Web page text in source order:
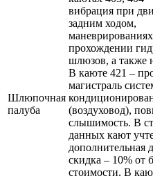
Шлюпочная
палуба
вибрация при
задним ходом,
прохождении
шлюзов, а также
В каюте 421 –
магистраль
(воздуховод),
слышимость. В
данных кают
дополнительная
скидка – 10% от
стоимости. В